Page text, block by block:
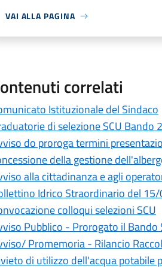
VAI ALLA PAGINA
correlati
Istituzionale del Sindaco
di selezione SCU Bando
do proroga termini
della gestione
alla cittadinanza e agli
Idrico Straordinario del
colloqui selezioni SCU
Pubblico - Prorogato il
Promemoria - Rilancio
di utilizzo dell'acqua potabile